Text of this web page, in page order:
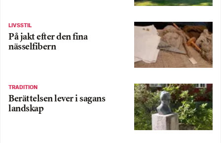
LIVSSTIL
På jakt efter den fina
nässelfibern
TRADITION
Berättelsen lever i sagans
landskap